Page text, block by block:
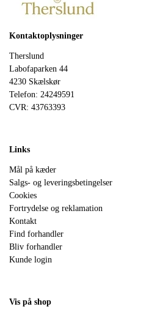
Kontaktoplysninger
Therslund
Labofaparken 44
4230 Skælskør
Telefon: 24249591
CVR: 43763393
Links
Mål på kæder
Salgs- og leveringsbetingelser
Cookies
Fortrydelse og reklamation
Kontakt
Find forhandler
Bliv forhandler
Kunde login
Vis på shop